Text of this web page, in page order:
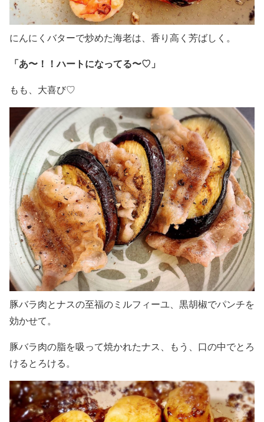
にんにくバターで炒めた海老は、香り高く芳ばしく。
「あ〜！！ハートになってる〜♡」
もも、大喜び♡
豚バラ肉とナスの至福のミルフィーユ、黒胡椒でパンチを
効かせて。
豚バラ肉の脂を吸って焼かれたナス、もう、口の中でとろ
けるとろける。